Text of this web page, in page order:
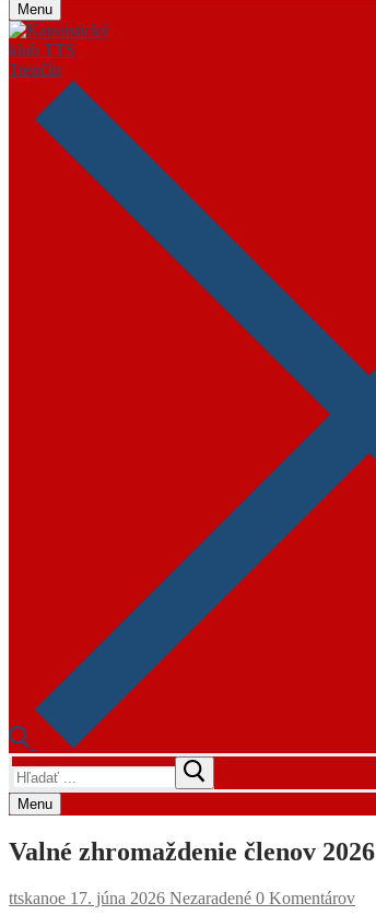
Menu
Hľadať:
Menu
Valné zhromaždenie členov 2026
ttskanoe 17. júna 2026 Nezaradené 0 Komentárov